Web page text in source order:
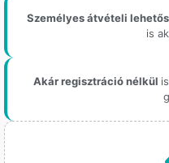
Személyes átvételi
is
Akár regisztráció nélkül